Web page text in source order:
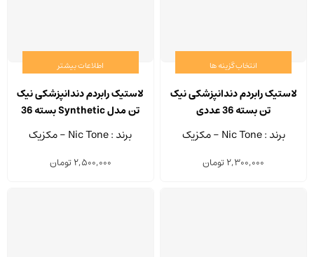
انتخاب گزینه ها
این
محصوللاستیک رابردم دندانپزشکی نیک
تن بسته 36 عددی
برند : Nic Tone - مکزیک
2,300,000تومان
اطلاعات بیشتر
لاستیک رابردم دندانپزشکی نیک
تن مدل Synthetic بسته 36
عددی
برند : Nic Tone - مکزیک
2,500,000تومان